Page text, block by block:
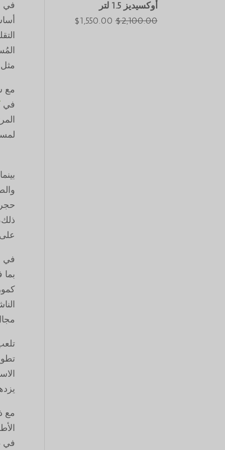
في
مع
في
على
في
بما
مع
في
أوكسيديز 1.5 لتر
$2,100.00
السعر
$1,550.00